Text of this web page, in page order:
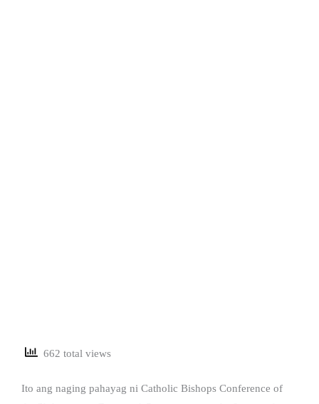
662 total views
Ito ang naging pahayag ni Catholic Bishops Conference of